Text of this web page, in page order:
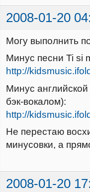
2008-01-20
Могу выполнить
Минус песни Ti si
http://
Минус
бэк-вокалом):
http://
Не перестаю
минусовки, а
2008-01-20